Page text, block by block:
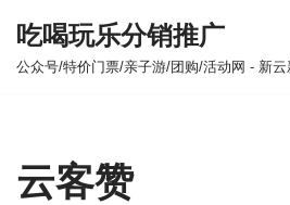
跳
吃喝玩乐分销推广
公众号/特价门票/亲子游/团购/活动网 - 新云
云客赞